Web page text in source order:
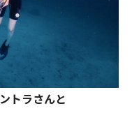
トラさんと